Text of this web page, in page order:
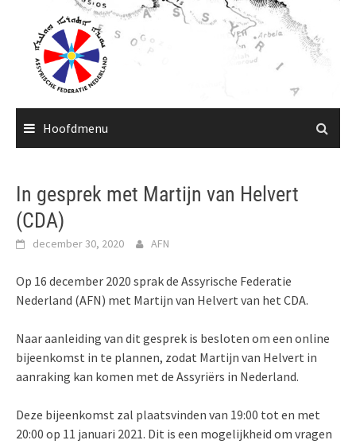
inhoud
Hoofdmenu
In gesprek met Martijn van Helvert
(CDA)
december 30, 2020 AFN
Op 16 december 2020 sprak de Assyrische Federatie
Nederland (AFN) met Martijn van Helvert van het CDA.
Naar aanleiding van dit gesprek is besloten om een online
bijeenkomst in te plannen, zodat Martijn van Helvert in
aanraking kan komen met de Assyriërs in Nederland.
Deze bijeenkomst zal plaatsvinden van 19:00 tot en met
20:00 op 11 januari 2021. Dit is een mogelijkheid om vragen